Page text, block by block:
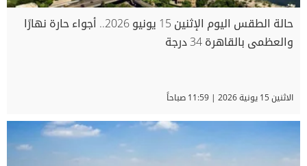
حالة الطقس اليوم الإثنين 15 يونيو 2026.. أجواء حارة نهارًا
والعظمى بالقاهرة 34 درجة
الاثنين 15 يونية 2026 | 11:59 صباحاً